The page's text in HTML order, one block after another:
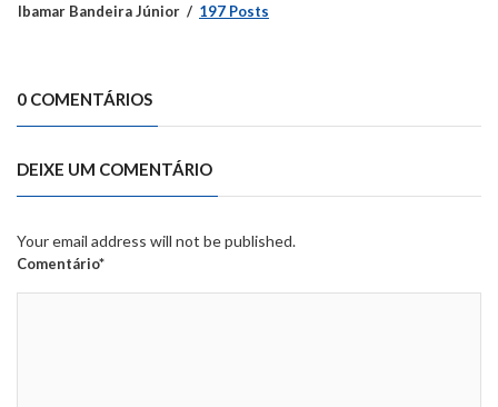
Ibamar Bandeira Júnior 197 Posts
0 COMENTÁRIOS
DEIXE UM COMENTÁRIO
Your email address will not be published.
Comentário*